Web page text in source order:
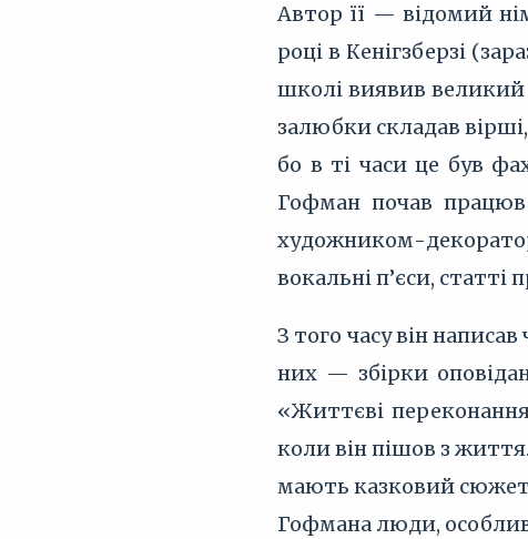
Автор її — відомий
році в Кенігзберзі
школі виявив великий
залюбки складав
бо в ті часи це був
Гофман почав
художником-
вокальні п’єси,
З того часу він
них — збірки
«Життєві
коли він пішов з
мають казковий сюжет,
Гофмана люди,